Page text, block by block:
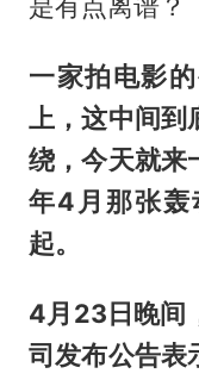
是有点离谱？
一家拍电影
上，这中间到
绕，今天就来
年4月那张轰
起。
4月23日晚间
司发布公告表